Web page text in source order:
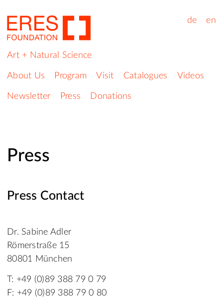
de en
Art + Natural Science
About Us Program Visit Catalogues Videos
Newsletter Press Donations
Press
Press Contact
Dr. Sabine Adler
Römerstraße 15
80801 München
T: +49 (0)89 388 79 0 79
F: +49 (0)89 388 79 0 80